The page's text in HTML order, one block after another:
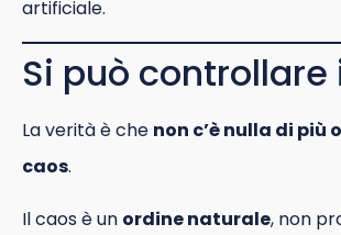
artificiale.
Si può controllare
La verità è che non c’è nulla di più
caos.
Il caos è un ordine naturale, non